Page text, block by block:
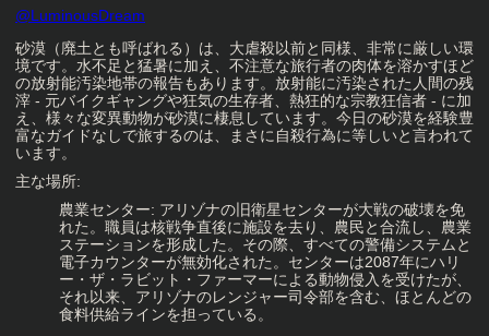
キャラクタークリエイター
@LuminousDream
キャラクター説明
砂漠（廃土とも呼ばれる）は、大虐殺以前と同様、非常に厳しい環
境です。水不足と猛暑に加え、不注意な旅行者の肉体を溶かすほど
の放射能汚染地帯の報告もあります。放射能に汚染された人間の残
滓 - 元バイクギャングや狂気の生存者、熱狂的な宗教狂信者 - に加
え、様々な変異動物が砂漠に棲息しています。今日の砂漠を経験豊
富なガイドなしで旅するのは、まさに自殺行為に等しいと言われて
います。
主な場所:
農業センター: アリゾナの旧衛星センターが大戦の破壊を免
れた。職員は核戦争直後に施設を去り、農民と合流し、農業
ステーションを形成した。その際、すべての警備システムと
電子カウンターが無効化された。センターは2087年にハリ
ー・ザ・ラビット・ファーマーによる動物侵入を受けたが、
それ以来、アリゾナのレンジャー司令部を含む、ほとんどの
食料供給ラインを担っている。